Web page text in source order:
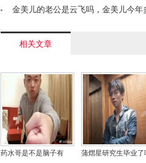
竭，揭秘90年代乐坛巨变背后的悲剧< /
金美儿的老公是云飞吗，金美儿今年
相关文章
药水哥是不是脑子有
蒲熠星研究生毕业了